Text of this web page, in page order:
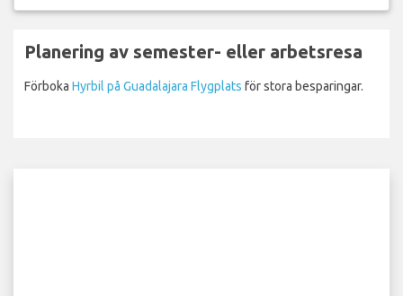
Planering av semester- eller arbetsresa
Förboka Hyrbil på Guadalajara Flygplats för stora besparingar.